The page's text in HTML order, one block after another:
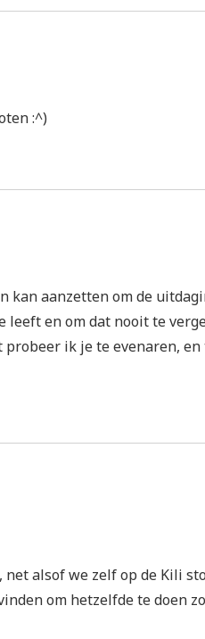
:^)
kan aanzetten om de
leeft en om dat nooit te
ik je te evenaren,
alsof we zelf op de Kili
om hetzelfde te doen